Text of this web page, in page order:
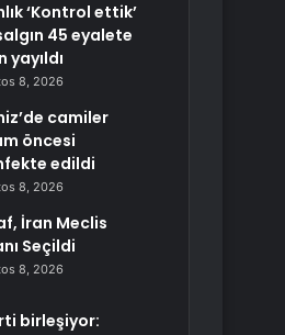
‘Kontrol ettik’
45 eyalete
yayıldı
8, 2026
camiler
öncesi
edildi
8, 2026
İran Meclis
Seçildi
8, 2026
birleşiyor: